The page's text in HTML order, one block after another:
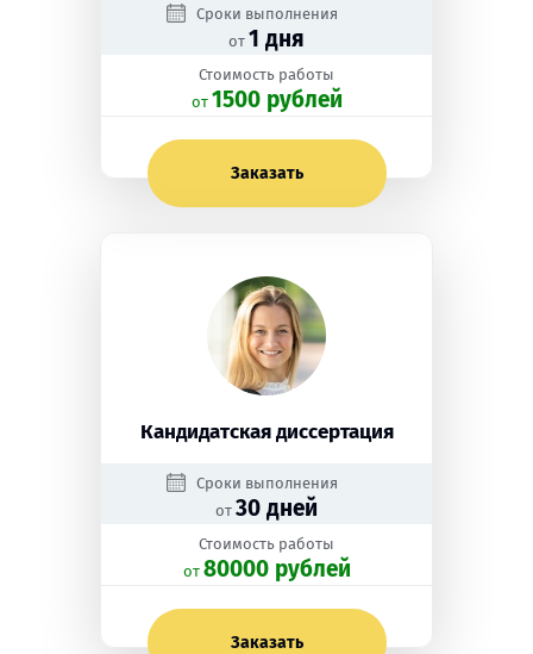
Сроки выполнения
от 1 дня
Стоимость работы
oт 1500 рублей
Заказать
Кандидатская диссертация
Сроки выполнения
от 30 дней
Стоимость работы
oт 80000 рублей
Заказать